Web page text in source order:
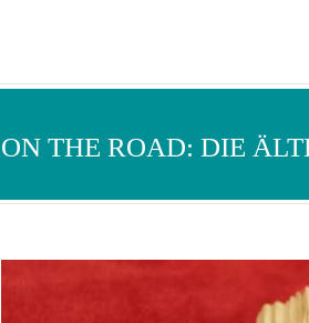
ON THE ROAD: DIE